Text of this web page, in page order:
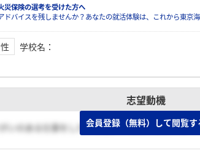
投票する
災保険の選考を受けた方へ
ドバイスを残しませんか？あなたの就活体験は、これから東京
学校名 ：
志望動機
いのある仕事をしたいと思い、社風も自分に合っ
会員登録（無料）して閲覧す